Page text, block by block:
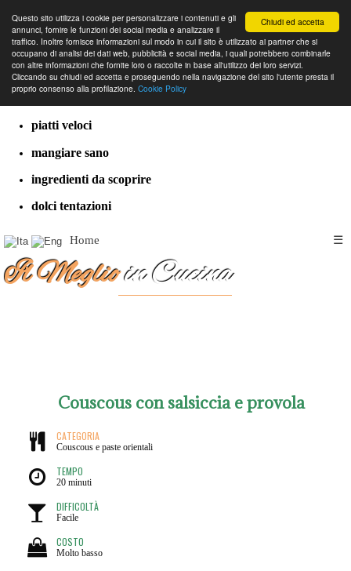
Chiudi ed accetta
Questo sito utilizza i cookie per personalizzare i contenuti e gli
annunci, fornire le funzioni dei social media e analizzare il
traffico. Inoltre fornisce informazioni sul modo in cui il sito è utilizzato ai partner che si
occupano di analisi dei dati web, pubblicità e social media, i quali potrebbero combinarle
con altre informazioni che fornite loro o raccolte in base all'utilizzo dei loro servizi.
Cliccando su chiudi ed accetta e proseguendo nella navigazione del sito l'utente presta il
proprio consenso alla profilazione. Cookie Policy
cucina dal mondo
ricette classiche
piatti veloci
mangiare sano
ingredienti da scoprire
dolci tentazioni
Home ☰
Il Meglioin Cucina
Couscous con salsiccia e provola
CATEGORIA
Couscous e paste orientali
TEMPO
20 minuti
DIFFICOLTÀ
Facile
COSTO
Molto basso